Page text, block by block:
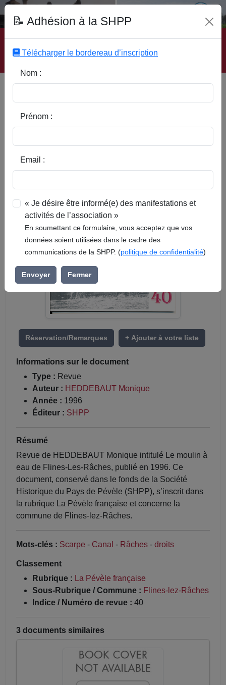
Accueil | Site SHPP | Auteurs | Editeurs | Rubriques |
Sous-Rubriques | Mots-Clefs | Contact
Râches
Réservation/Remarques + Ajouter à votre liste
Informations sur le document
Type : Revue
Auteur : HEDDEBAUT Monique
Année : 1996
Éditeur : SHPP
Résumé
Revue de HEDDEBAUT Monique intitulé Le moulin à
eau de Flines-Les-Râches, publié en 1996. Ce
document, conservé dans le fonds de la Société
Historique du Pays de Pévèle (SHPP), s’inscrit dans
la rubrique La Pévèle française et concerne la
commune de Flines-lez-Râches.
Mots-clés : Scarpe - Canal - Râches - droits
Classement
Rubrique : La Pévèle française
Sous-Rubrique / Commune : Flines-lez-Râches
Indice / Numéro de revue : 40
3 documents similaires
📝 Adhésion à la SHPP
Télécharger le bordereau d’inscription
Nom :
Prénom :
Email :
« Je désire être informé(e) des manifestations et
activités de l’association »
En soumettant ce formulaire, vous acceptez que vos
données soient utilisées dans le cadre des
communications de la SHPP. (politique de confidentialité)
Envoyer Fermer